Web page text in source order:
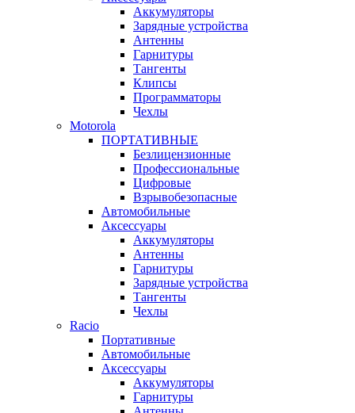
Аккумуляторы
Зарядные устройства
Антенны
Гарнитуры
Тангенты
Клипсы
Программаторы
Чехлы
Motorola
ПОРТАТИВНЫЕ
Безлицензионные
Профессиональные
Цифровые
Взрывобезопасные
Автомобильные
Аксессуары
Аккумуляторы
Антенны
Гарнитуры
Зарядные устройства
Тангенты
Чехлы
Racio
Портативные
Автомобильные
Аксессуары
Аккумуляторы
Гарнитуры